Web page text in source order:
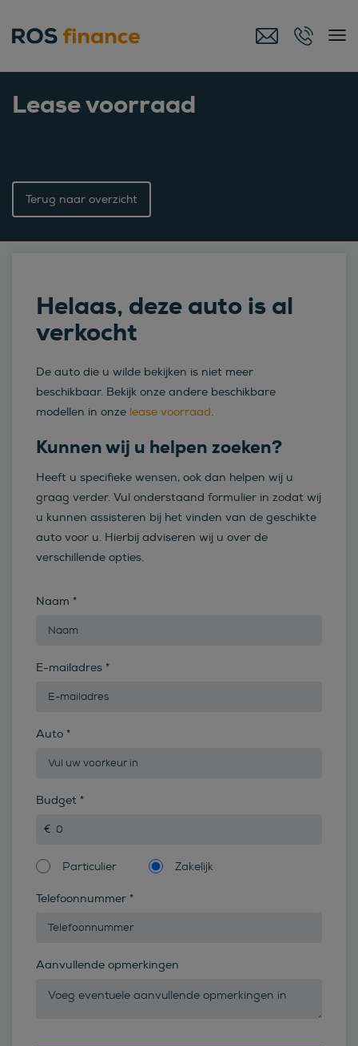
Lease voorraad
Terug naar overzicht
Helaas, deze auto is al
verkocht
De auto die u wilde bekijken is niet meer
beschikbaar. Bekijk onze andere beschikbare
modellen in onze lease voorraad.
Kunnen wij u helpen zoeken?
Heeft u specifieke wensen, ook dan helpen wij u
graag verder. Vul onderstaand formulier in zodat wij
u kunnen assisteren bij het vinden van de geschikte
auto voor u. Hierbij adviseren wij u over de
verschillende opties.
Naam *
E-mailadres *
Auto *
Budget *
Particulier Zakelijk
Telefoonnummer *
Aanvullende opmerkingen